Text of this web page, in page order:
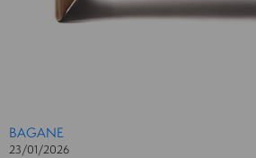
BAGANE
23/01/2026